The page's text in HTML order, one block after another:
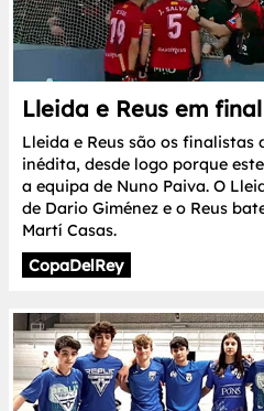
Lleida e Reus em
Lleida e Reus são os finalistas
inédita, desde logo porque
a equipa de Nuno Paiva. O
de Dario Giménez e o Reus
Martí Casas.
CopaDelRey